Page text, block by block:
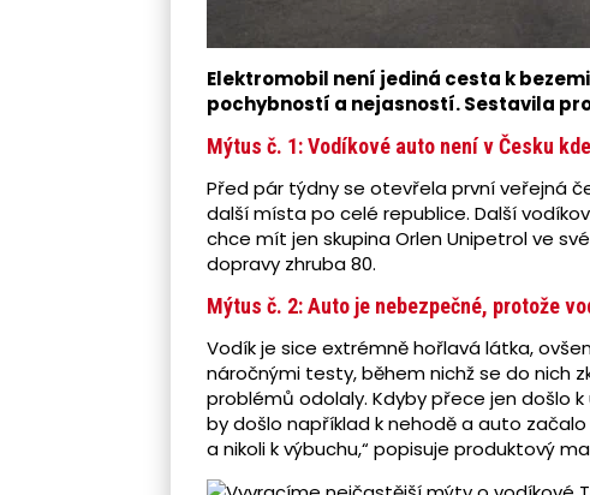
Elektromobil není jediná cesta k
pochybností a nejasností. Sestavila
Mýtus č. 1: Vodíkové auto není v Česku
Před pár týdny se otevřela první veřejná
další místa po celé republice. Další
chce mít jen skupina Orlen Unipetrol ve
dopravy zhruba 80.
Mýtus č. 2: Auto je nebezpečné, protože
Vodík je sice extrémně hořlavá látka,
náročnými testy, během nichž se do nich
problémů odolaly. Kdyby přece jen došlo
by došlo například k nehodě a auto
a nikoli k výbuchu,“ popisuje produktový